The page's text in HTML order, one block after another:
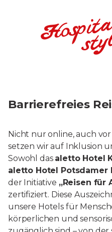
Barrierefreies
Nicht nur online, auch
setzen wir auf Inklusion
Sowohl das aletto Hotel
aletto Hotel Potsdamer
der Initiative „Reisen für
zertifiziert. Diese
unsere Hotels für
körperlichen und